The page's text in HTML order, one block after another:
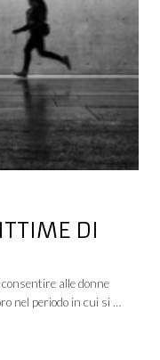
DI
alle donne
nel periodo in cui si …